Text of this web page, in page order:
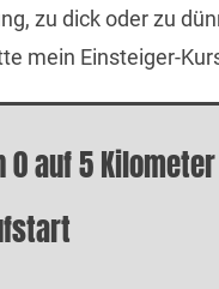
zu dick oder zu
mein Einsteiger-
0 auf 5